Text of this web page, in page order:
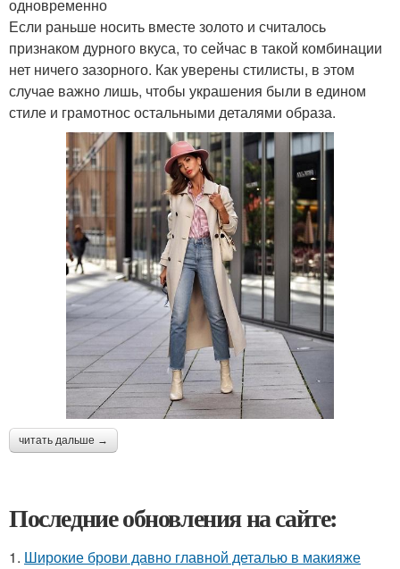
одновременно
Если раньше носить вместе золото и считалось
признаком дурного вкуса, то сейчас в такой комбинации
нет ничего зазорного. Как уверены стилисты, в этом
случае важно лишь, чтобы украшения были в едином
стиле и грамотнос остальными деталями образа.
читать дальше →
Последние обновления на сайте:
1. Широкие брови давно главной деталью в макияже